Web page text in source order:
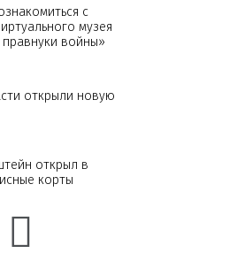
с
музея
войны»
открыли новую
открыл в
корты